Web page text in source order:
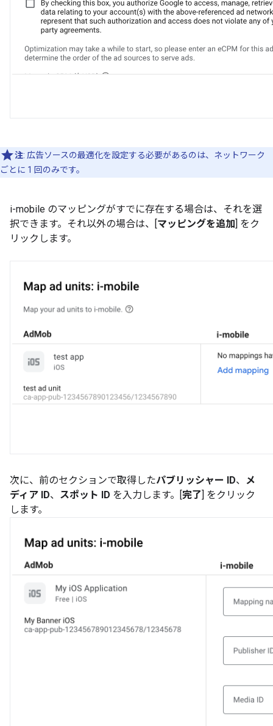
注: 広告ソースの最適化を設定する必要があるのは、ネットワーク
ごとに 1 回のみです。
i-mobile のマッピングがすでに存在する場合は、それを選
択できます。それ以外の場合は、[ マッピングを追加 ] をク
リックします。
次に、前のセクションで取得したパブリッシャー ID、 メ
ディア ID、 スポット ID を入力します。[完了] をクリック
します。